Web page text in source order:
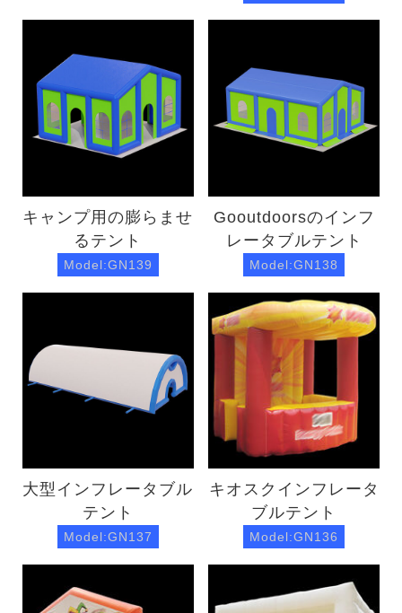
キャンプ用の膨らませ
るテント
Model:GN139
Gooutdoorsのインフ
レータブルテント
Model:GN138
大型インフレータブル
テント
Model:GN137
キオスクインフレータ
ブルテント
Model:GN136